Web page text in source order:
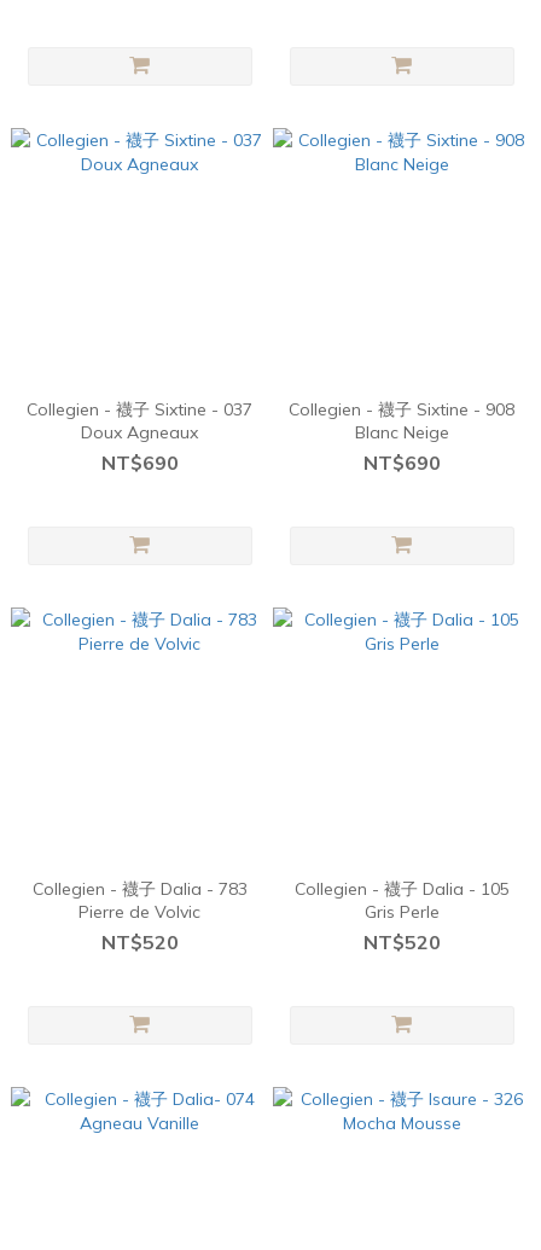
Collegien - 襪子 Sixtine - 037
Doux Agneaux
NT$690
Collegien - 襪子 Sixtine - 908
Blanc Neige
NT$690
Collegien - 襪子 Dalia - 783
Pierre de Volvic
NT$520
Collegien - 襪子 Dalia - 105
Gris Perle
NT$520